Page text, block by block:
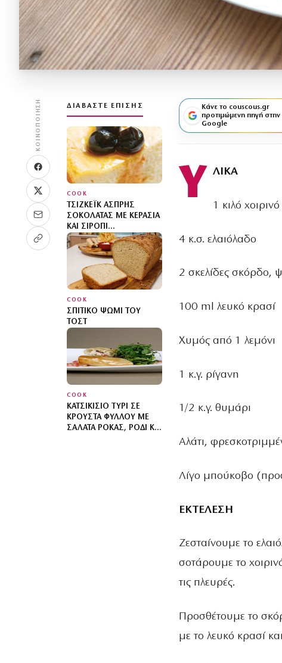
ΚΟΙΝΟΠΟΊΗΣΗ ΔΙΑΒΆΣΤΕ ΕΠΊΣΗΣ
COOK
ΤΣΊΖΚΕΪΚ ΆΣΠΡΗΣ
ΣΟΚΟΛΆΤΑΣ ΜΕ ΚΕΡΆΣΙΑ
ΚΑΙ ΣΙΡΌΠΙ
ΚΟΥΜΑΝΤΑΡΊΑΣ
COOK
ΣΠΙΤΙΚΌ ΨΩΜΊ ΤΟΥ
ΤΟΣΤ
COOK
ΚΑΤΣΙΚΊΣΙΟ ΤΥΡΊ ΣΕ
ΚΡΟΎΣΤΑ ΦΎΛΛΟΥ ΜΕ
ΣΑΛΆΤΑ ΡΌΚΑΣ, ΡΌΔΙ ΚΑΙ
Κάνε το couscous.gr
προτιμώμενη πηγή στην
Google
Υ ΛΙΚΑ
1 κιλό
4 κ.σ. ελαιόλαδο
2 σκελίδες σκόρδο,
100 ml λευκό κρασί
Χυμός από 1 λεμόνι
1 κ.γ. ρίγανη
1/2 κ.γ. θυμάρι
Αλάτι,
Λίγο μπούκοβο
ΕΚΤΕΛΕΣΗ
Ζεσταίνουμε το
σοτάρουμε το
τις πλευρές.
Προσθέτουμε το
με το λευκό κρασί